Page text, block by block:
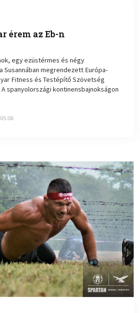
érem az Eb-n
egy ezüstérmes és négy
Susannában megrendezett Európa-
Fitness és Testépítő Szövetség
spanyolországi kontinensbajnokságon